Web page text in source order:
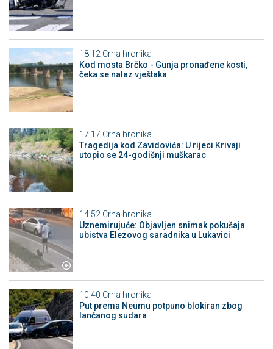
18:12 Crna hronika
Kod mosta Brčko - Gunja pronađene kosti,
čeka se nalaz vještaka
17:17 Crna hronika
Tragedija kod Zavidovića: U rijeci Krivaji
utopio se 24-godišnji muškarac
14:52 Crna hronika
Uznemirujuće: Objavljen snimak pokušaja
ubistva Elezovog saradnika u Lukavici
10:40 Crna hronika
Put prema Neumu potpuno blokiran zbog
lančanog sudara